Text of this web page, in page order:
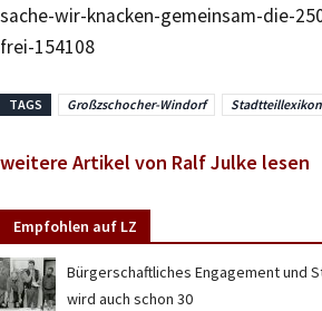
sache-wir-knacken-gemeinsam-die-
frei-154108
TAGS Großzschocher-Windorf Stadtteillexikon
weitere Artikel von Ralf Julke lesen
Empfohlen auf LZ
Bürgerschaftliches Engagement und
wird auch schon 30